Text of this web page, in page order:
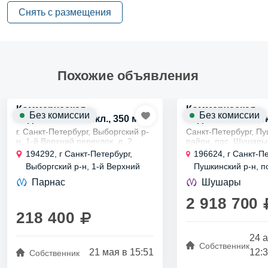
Снять с размещения
Похожие объявления
Коммерческая
недвижимость скл., 350 м²
г. Санкт-Петербург, Выборгский р-
н, 1-й Верхний переулок, д. 2.
Ближайшее метро: м. Парнас, м.
Проспект Просвещения (10-15
мин на машине)
Аренда отапливаемого склада 350
кв.м...
194292, г Санкт-Петербург,
Выборгский р-н, 1-й Верхний
пер, д 2
Парнас
218 400
Собственник 21 мая в 15:51
Без комиссии
Коммерческая
недвижимость
Санкт-Петербург,
район, пос.
Аренда складского
класса А+ 2115 м2
Сдaeтся в аренду
помещениe класса
плoщадь - 2115...
196624, г Санкт-
Пушкинский р-н,
Шушары,
Шушары
2 918 700
Собственник
24
Без комиссии